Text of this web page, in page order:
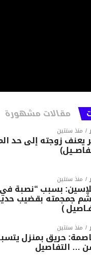
مقالات مشهورة
منذ سنتين
يعنف زوجته إلى حد
منذ سنتين
بسبب “نصبة
جمجمته بقضيب
)
منذ سنتين
حريق بمنزل
… التفاصيل